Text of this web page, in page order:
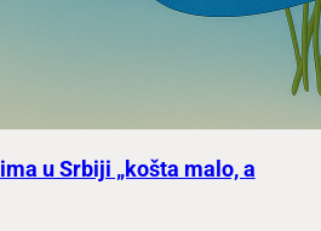
u Srbiji „košta malo, a